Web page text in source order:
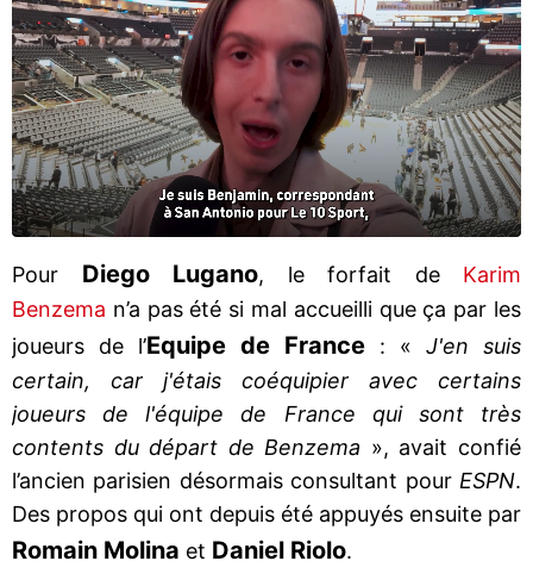
Pour Diego Lugano, le forfait de Karim
Benzema n’a pas été si mal accueilli que ça par les
joueurs de l’Equipe de France : « J'en suis
certain, car j'étais coéquipier avec certains
joueurs de l'équipe de France qui sont très
contents du départ de Benzema », avait confié
l’ancien parisien désormais consultant pour ESPN.
Des propos qui ont depuis été appuyés ensuite par
Romain Molina et Daniel Riolo.